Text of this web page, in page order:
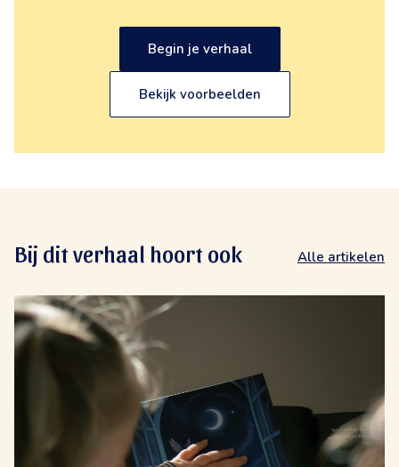
Begin je verhaal
Bekijk voorbeelden
Bij dit verhaal hoort ook Alle artikelen